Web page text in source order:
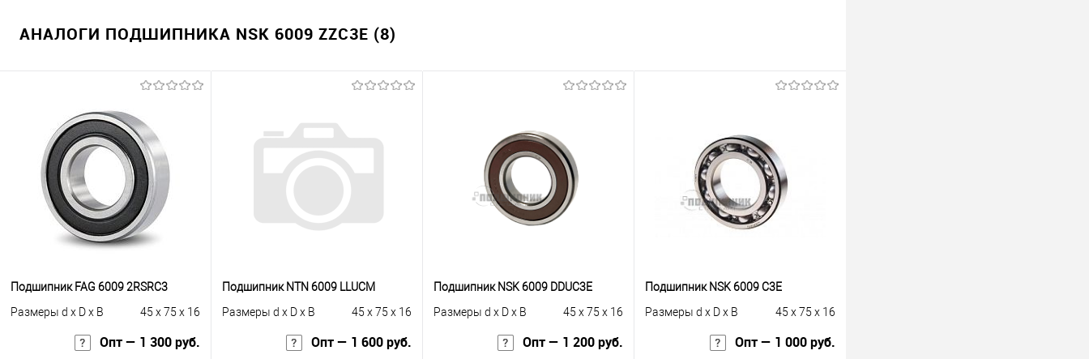
АНАЛОГИ ПОДШИПНИКА NSK 6009 ZZC3E (8)
Подшипник FAG 6009 2RSRC3
Размеры d x D x B
45 x 75 x 16
Опт — 1 300 руб.
Подшипник NTN 6009 LLUCM
Размеры d x D x B
45 x 75 x 16
Опт — 1 600 руб.
Подшипник NSK 6009 DDUC3E
Размеры d x D x B
45 x 75 x 16
Опт — 1 200 руб.
Подшипник NSK 6009 C3E
Размеры d x D x B
45 x 75 x 16
Опт — 1 000 руб.